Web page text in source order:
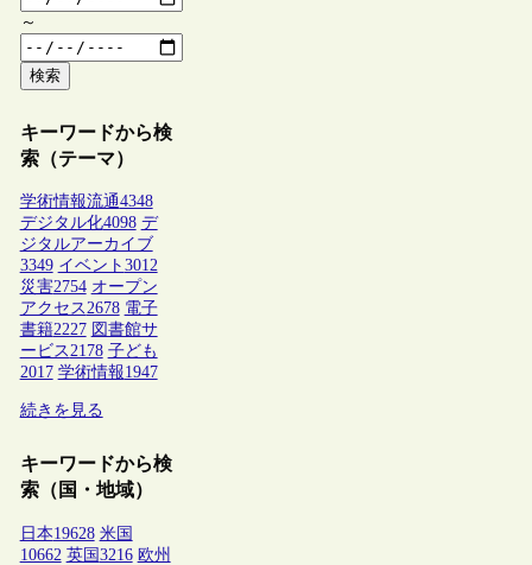
～
検索
キーワードから検
索（テーマ）
学術情報流通4348
デジタル化4098 デ
ジタルアーカイブ
3349 イベント 3012
災害2754 オープン
アクセス2678 電子
書籍2227 図書館サ
ービス2178 子ども
2017 学術情報1947
続きを見る
キーワードから検
索（国・地域）
日本19628 米国
10662 英国3216 欧州